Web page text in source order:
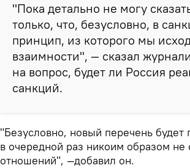
"Пока детально не могу
только, что, безусловно, в
принцип, из которого мы
взаимности", — сказал
на вопрос, будет ли Россия
санкций.
"Безусловно, новый перечень будет
в очередной раз никоим образом не
отношений", —добавил он.